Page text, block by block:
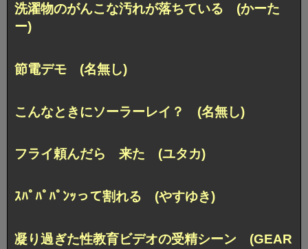
洗濯物のがんこな汚れが落ちている (かーた
ー)
節電デモ (名無し)
こんなときにソーラーレイ？ (名無し)
フライ頼んだら 来た (ユタカ)
ｽﾊﾟﾊﾟﾊﾟﾝｯって割れる (やすゆき)
凝り過ぎた性教育ビデオの受精シーン (GEAR